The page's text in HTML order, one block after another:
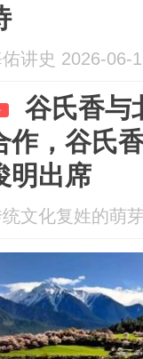
讲史 2026-06-
谷氏香与
作，谷氏
明出席
文化复姓的萌